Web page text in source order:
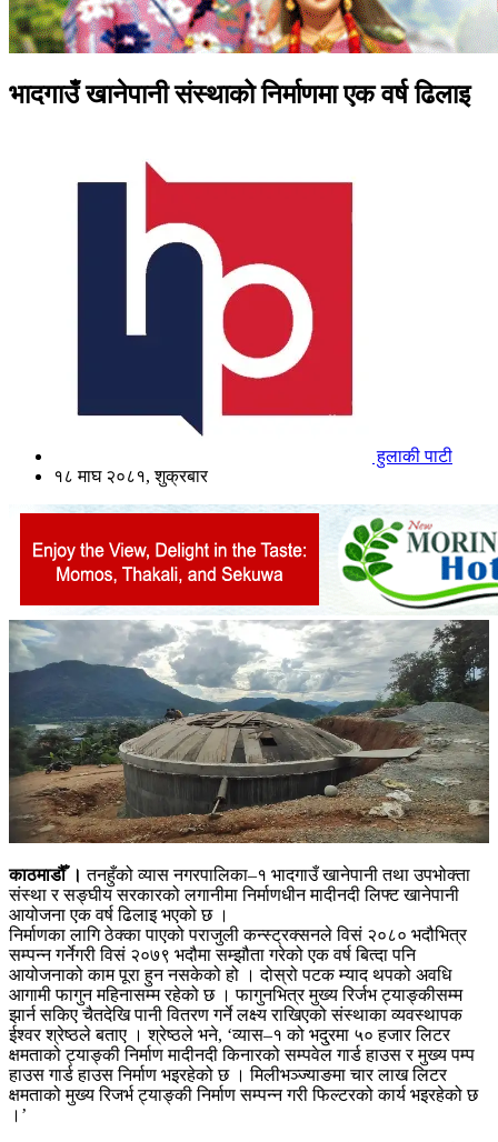
भादगाउँ खानेपानी संस्थाको निर्माणमा एक वर्ष ढिलाइ
हुलाकी पाटी
१८ माघ २०८१, शुक्रबार
काठमाडौँ । तनहुँको व्यास नगरपालिका–१ भादगाउँ खानेपानी तथा उपभोक्ता
संस्था र सङ्घीय सरकारको लगानीमा निर्माणधीन मादीनदी लिफ्ट खानेपानी
आयोजना एक वर्ष ढिलाइ भएको छ ।
निर्माणका लागि ठेक्का पाएको पराजुली कन्स्ट्रक्सनले विसं २०८० भदौभित्र
सम्पन्न गर्नेगरी विसं २०७९ भदौमा सम्झौता गरेको एक वर्ष बित्दा पनि
आयोजनाको काम पूरा हुन नसकेको हो । दोस्रो पटक म्याद थपको अवधि
आगामी फागुन महिनासम्म रहेको छ । फागुनभित्र मुख्य रिर्जभ ट्याङ्कीसम्म
झार्न सकिए चैतदेखि पानी वितरण गर्ने लक्ष्य राखिएको संस्थाका व्यवस्थापक
ईश्वर श्रेष्ठले बताए । श्रेष्ठले भने, ‘व्यास–१ को भदु्रमा ५० हजार लिटर
क्षमताको ट्याङ्की निर्माण मादीनदी किनारको सम्पवेल गार्ड हाउस र मुख्य पम्प
हाउस गार्ड हाउस निर्माण भइरहेको छ । मिलीभञ्ज्याङमा चार लाख लिटर
क्षमताको मुख्य रिजर्भ ट्याङ्की निर्माण सम्पन्न गरी फिल्टरको कार्य भइरहेको छ
।’